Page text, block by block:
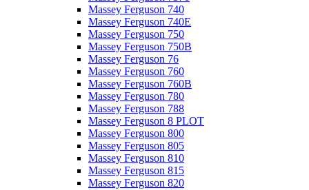
Massey Ferguson 740
Massey Ferguson 740E
Massey Ferguson 750
Massey Ferguson 750B
Massey Ferguson 76
Massey Ferguson 760
Massey Ferguson 760B
Massey Ferguson 780
Massey Ferguson 788
Massey Ferguson 8 PLOT
Massey Ferguson 800
Massey Ferguson 805
Massey Ferguson 810
Massey Ferguson 815
Massey Ferguson 820